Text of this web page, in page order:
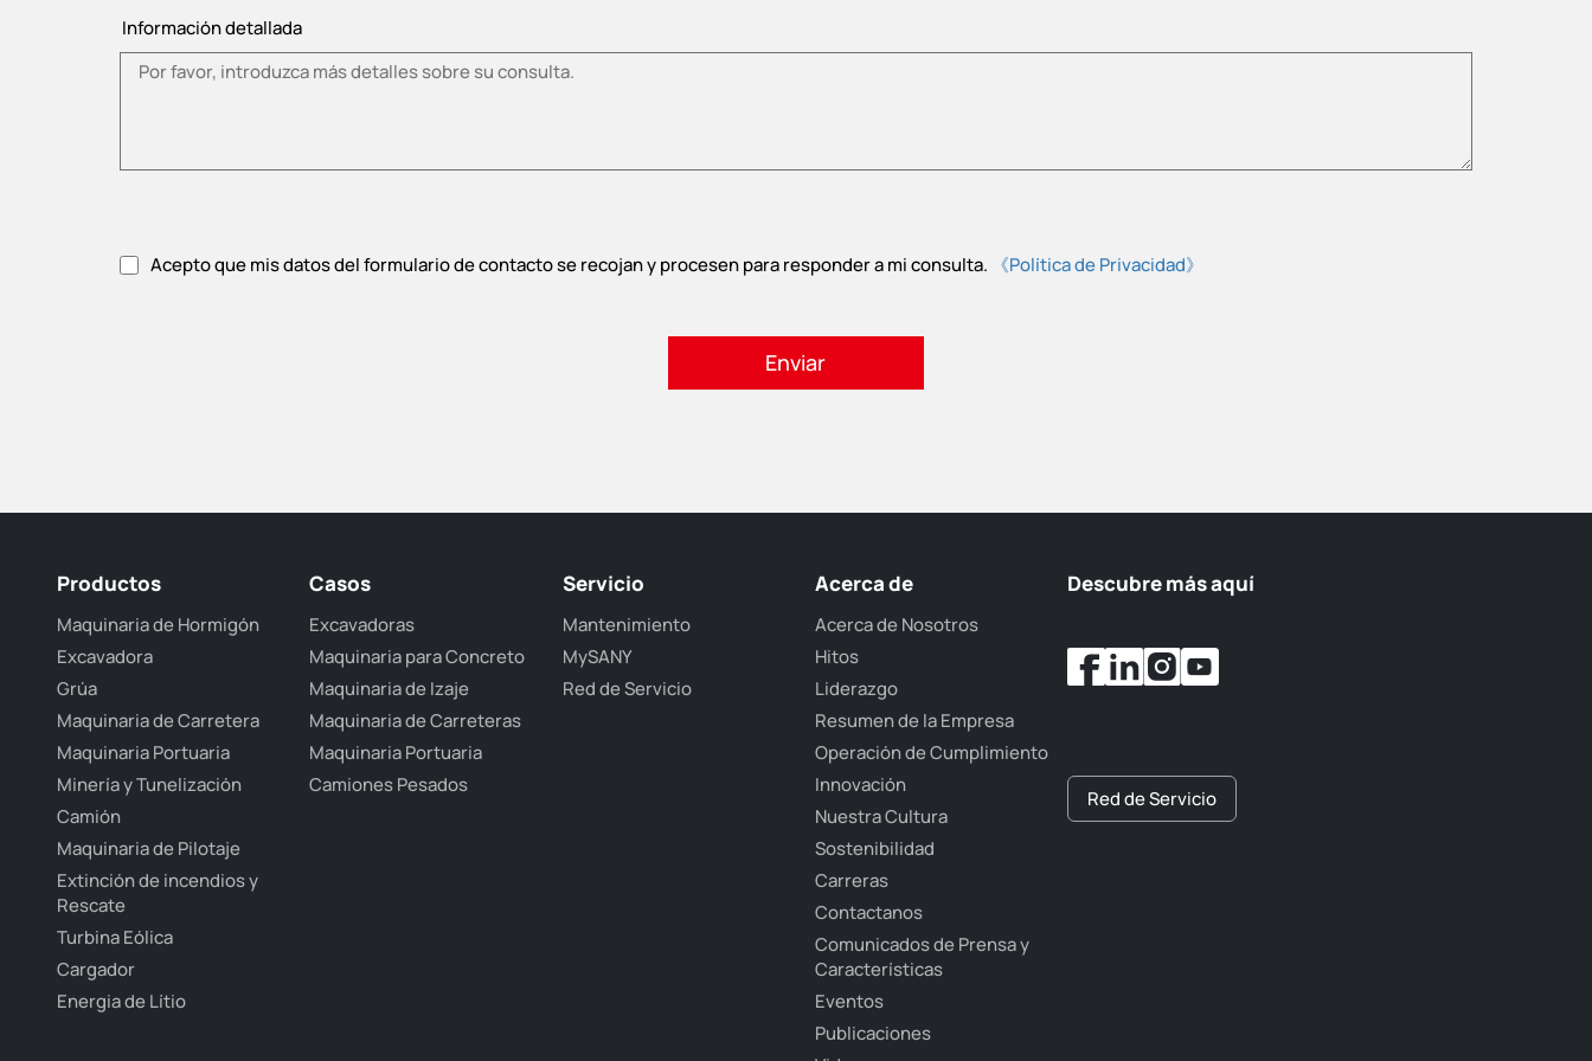
Información detallada
Acepto que mis datos del formulario de contacto se recojan y procesen para responder a mi consulta. 《Política de Privacidad》
Productos
Maquinaria de Hormigón
Excavadora
Grúa
Maquinaria de Carretera
Maquinaria Portuaria
Minería y Tunelización
Camión
Maquinaria de Pilotaje
Extinción de incendios y
Rescate
Turbina Eólica
Cargador
Energia de Lítio
Casos
Excavadoras
Maquinaria para Concreto
Maquinaria de Izaje
Maquinaria de Carreteras
Maquinaria Portuaria
Camiones Pesados
Servicio
Mantenimiento
MySANY
Red de Servicio
Acerca de
Acerca de Nosotros
Hitos
Liderazgo
Resumen de la Empresa
Operación de Cumplimiento
Innovación
Nuestra Cultura
Sostenibilidad
Carreras
Contactanos
Comunicados de Prensa y
Características
Eventos
Publicaciones
Descubre más aquí
Red de Servicio